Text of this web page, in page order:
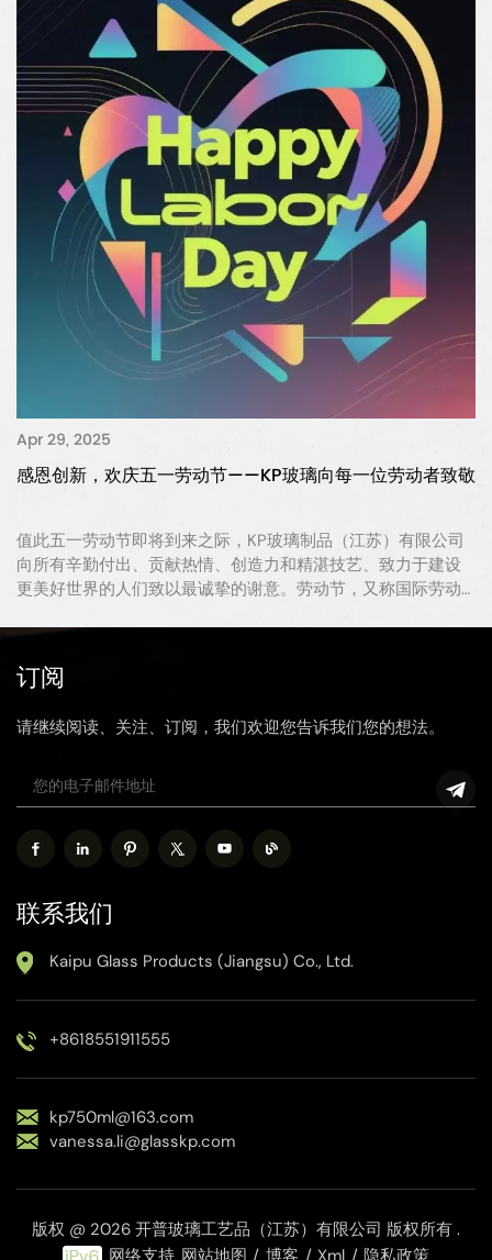
Apr 29, 2025
感恩创新，欢庆五一劳动节——KP玻璃向每一位劳动者致敬
值此五一劳动节即将到来之际，KP玻璃制品（江苏）有限公司
向所有辛勤付出、贡献热情、创造力和精湛技艺、致力于建设
更美好世界的人们致以最诚挚的谢意。劳动节，又称国际劳动
而言，这个节日意义非凡。我们的旅程始于对玻璃包装卓越品
质的承诺。自2013年成立深加工分...
订阅
请继续阅读、关注、订阅，我们欢迎您告诉我们您的想法。
联系我们
Kaipu Glass Products (Jiangsu) Co., Ltd.
+8618551911555
kp750ml@163.com
vanessa.li@glasskp.com
版权 @ 2026 开普玻璃工艺品（江苏）有限公司 版权所有 .